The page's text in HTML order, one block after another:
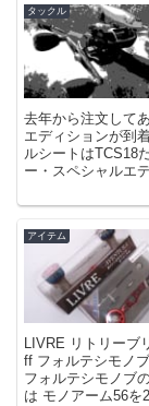
タックル
去年から注文して
エディションが到
ルシートはTCS18
ー・スペシャルエ
アイテム
LIVRE リトリーブ
ff フォルテシモノ
フォルテシモノブ
は モノアーム56を